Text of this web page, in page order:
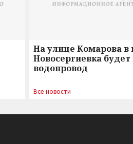
На улице Комарова в
Новосергиевка
водопровод
Все новости